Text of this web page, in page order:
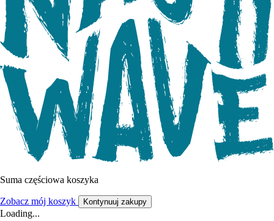
Suma częściowa koszyka
Zobacz mój koszyk Kontynuuj zakupy
Loading...